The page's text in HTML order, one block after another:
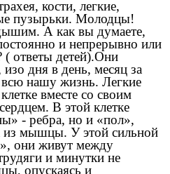
кости, легкие,
пузырьки. Молодцы!
А как вы думаете,
и непрерывно или
( ответы детей).Они
дня в день, месяц за
нашу жизнь. Легкие
вместе со своим
В этой клетке
- ребра, но и «пол»,
из мышцы. У этой сильной
они живут между
и минутки не
опускаясь и